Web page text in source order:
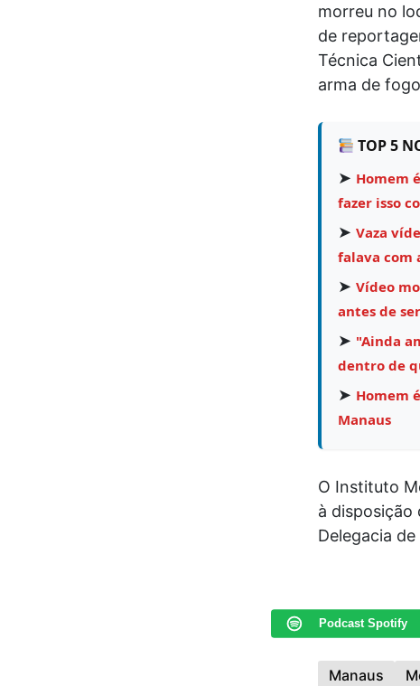
morreu no
de
Técnica
arma de
TOP 5
➤ Homem
fazer isso
➤ Vaza
falava com
➤ Vídeo
antes de
➤ "Ainda
dentro de
➤ Homem
Manaus
O Instituto
à disposição
Delegacia
Podcast Spotify
Manaus